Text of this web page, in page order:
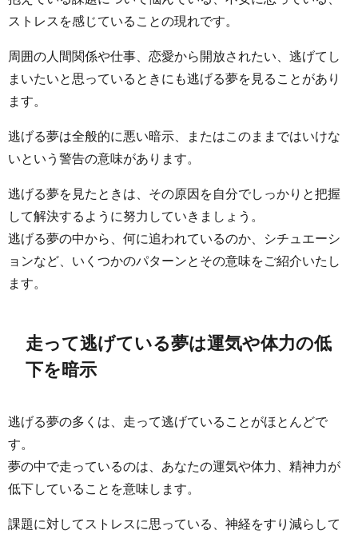
ストレスを感じていることの現れです。
周囲の人間関係や仕事、恋愛から開放されたい、逃げてし
まいたいと思っているときにも逃げる夢を見ることがあり
ます。
逃げる夢は全般的に悪い暗示、またはこのままではいけな
いという警告の意味があります。
逃げる夢を見たときは、その原因を自分でしっかりと把握
して解決するように努力していきましょう。
逃げる夢の中から、何に追われているのか、シチュエーシ
ョンなど、いくつかのパターンとその意味をご紹介いたし
ます。
走って逃げている夢は運気や体力の低
下を暗示
逃げる夢の多くは、走って逃げていることがほとんどで
す。
夢の中で走っているのは、あなたの運気や体力、精神力が
低下していることを意味します。
課題に対してストレスに思っている、神経をすり減らして